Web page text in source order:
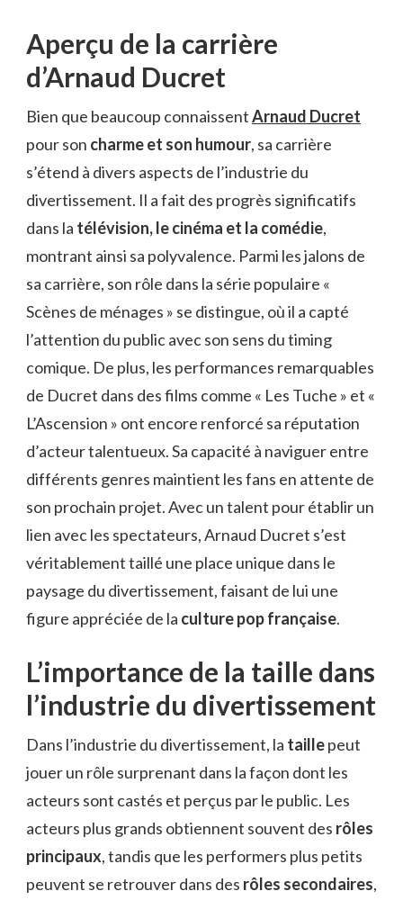
Aperçu de la carrière
d’Arnaud Ducret
Bien que beaucoup connaissentArnaud Ducret
pour son charme et son humour, sa carrière
s’étend à divers aspects de l’industrie du
divertissement. Il a fait des progrès significatifs
dans la télévision, le cinéma et la comédie,
montrant ainsi sa polyvalence. Parmi les jalons de
sa carrière, son rôle dans la série populaire «
Scènes de ménages » se distingue, où il a capté
l’attention du public avec son sens du timing
comique. De plus, les performances remarquables
de Ducret dans des films comme « Les Tuche » et «
L’Ascension » ont encore renforcé sa réputation
d’acteur talentueux. Sa capacité à naviguer entre
différents genres maintient les fans en attente de
son prochain projet. Avec un talent pour établir un
lien avec les spectateurs, Arnaud Ducret s’est
véritablement taillé une place unique dans le
paysage du divertissement, faisant de lui une
figure appréciée de la culture pop française.
L’importance de la taille dans
l’industrie du divertissement
Dans l’industrie du divertissement, la taillepeut
jouer un rôle surprenant dans la façon dont les
acteurs sont castés et perçus par le public. Les
acteurs plus grands obtiennent souvent des rôles
principaux, tandis que les performers plus petits
peuvent se retrouver dans des rôles secondaires,